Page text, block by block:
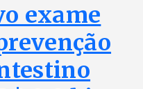
exame